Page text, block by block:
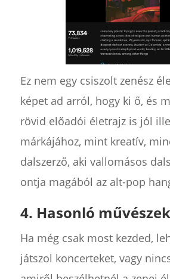
Ez nem egy csiszolt zenész
képet ad arról, hogy ki ő, és
rövid előadói életrajz is jól
márkájához, mint kreatív,
dalszerző, aki vallomásos
ontja magából az alt-pop
4. Hasonló
Ha még csak most kezded,
játszol koncerteket, vagy